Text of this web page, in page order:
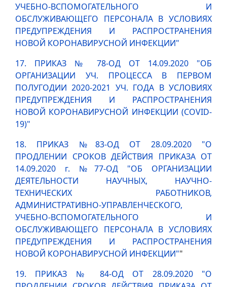
УЧЕБНО-ВСПОМОГАТЕЛЬНОГО И
ОБСЛУЖИВАЮЩЕГО ПЕРСОНАЛА В УСЛОВИЯХ
ПРЕДУПРЕЖДЕНИЯ И РАСПРОСТРАНЕНИЯ
НОВОЙ КОРОНАВИРУСНОЙ ИНФЕКЦИИ"
17. ПРИКАЗ № 78-ОД ОТ 14.09.2020 "ОБ
ОРГАНИЗАЦИИ УЧ. ПРОЦЕССА В ПЕРВОМ
ПОЛУГОДИИ 2020-2021 УЧ. ГОДА В УСЛОВИЯХ
ПРЕДУПРЕЖДЕНИЯ И РАСПРОСТРАНЕНИЯ
НОВОЙ КОРОНАВИРУСНОЙ ИНФЕКЦИИ (COVID-
19)"
18. ПРИКАЗ №83-ОД ОТ 28.09.2020 "О
ПРОДЛЕНИИ СРОКОВ ДЕЙСТВИЯ ПРИКАЗА ОТ
14.09.2020 г. №77-ОД "ОБ ОРГАНИЗАЦИИ
ДЕЯТЕЛЬНОСТИ НАУЧНЫХ, НАУЧНО-
ТЕХНИЧЕСКИХ РАБОТНИКОВ,
АДМИНИСТРАТИВНО-УПРАВЛЕНЧЕСКОГО,
УЧЕБНО-ВСПОМОГАТЕЛЬНОГО И
ОБСЛУЖИВАЮЩЕГО ПЕРСОНАЛА В УСЛОВИЯХ
ПРЕДУПРЕЖДЕНИЯ И РАСПРОСТРАНЕНИЯ
НОВОЙ КОРОНАВИРУСНОЙ ИНФЕКЦИИ""
19. ПРИКАЗ № 84-ОД ОТ 28.09.2020 "О